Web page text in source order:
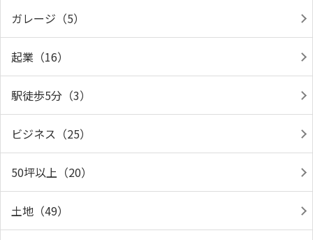
ガレージ（5）
起業（16）
駅徒歩5分（3）
ビジネス（25）
50坪以上（20）
土地（49）